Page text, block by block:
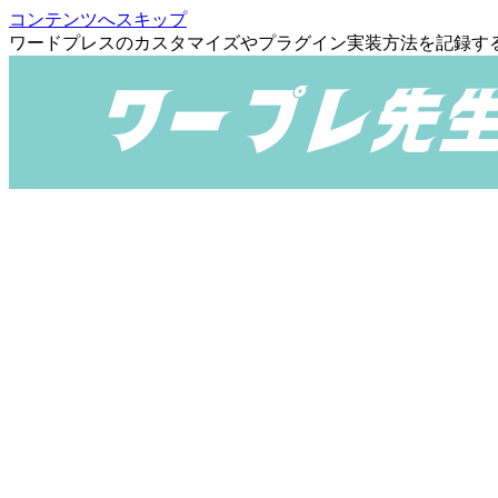
コンテンツへスキップ
ワードプレスのカスタマイズやプラグイン実装方法を記録す